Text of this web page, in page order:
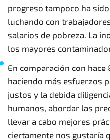
progreso tampoco ha
luchando con
salarios de pobreza. La
los mayores
En comparación con hace
haciendo más esfuerzos
justos y la debida
humanos, abordar las
llevar a cabo mejores
ciertamente nos gustaría